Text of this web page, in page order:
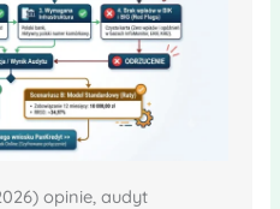
opinie, audyt